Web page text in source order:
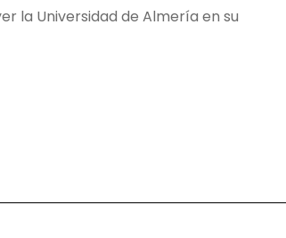
la Universidad de Almería en su